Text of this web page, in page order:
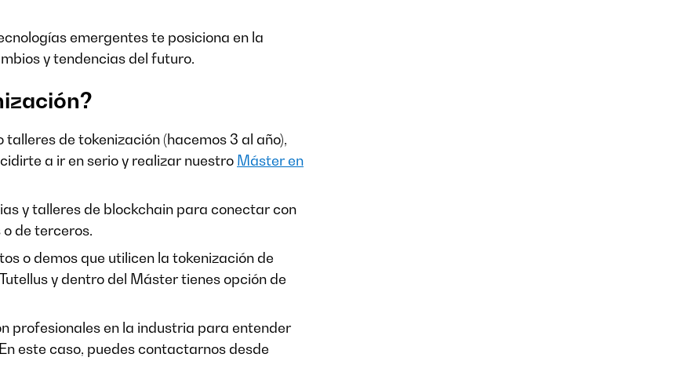
emergentes te posiciona en la
y tendencias del futuro.
talleres de tokenización (hacemos 3 al año),
a ir en serio y realizar nuestro Máster en
y talleres de blockchain para conectar con
de terceros.
o demos que utilicen la tokenización de
y dentro del Máster tienes opción de
profesionales en la industria para entender
este caso, puedes contactarnos desde